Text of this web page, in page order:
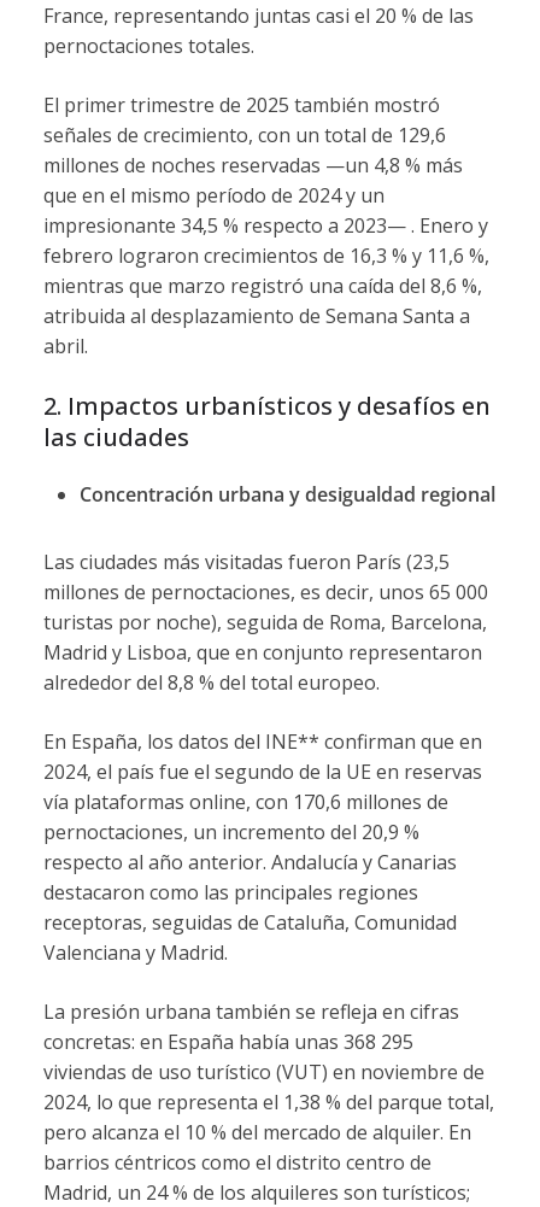
France, representando juntas casi el 20 % de las
pernoctaciones totales.
El primer trimestre de 2025 también mostró
señales de crecimiento, con un total de 129,6
millones de noches reservadas —un 4,8 % más
que en el mismo período de 2024 y un
impresionante 34,5 % respecto a 2023— . Enero y
febrero lograron crecimientos de 16,3 % y 11,6 %,
mientras que marzo registró una caída del 8,6 %,
atribuida al desplazamiento de Semana Santa a
abril.
2. Impactos urbanísticos y desafíos en
las ciudades
Concentración urbana y desigualdad regional
Las ciudades más visitadas fueron París (23,5
millones de pernoctaciones, es decir, unos 65 000
turistas por noche), seguida de Roma, Barcelona,
Madrid y Lisboa, que en conjunto representaron
alrededor del 8,8 % del total europeo.
En España, los datos del INE** confirman que en
2024, el país fue el segundo de la UE en reservas
vía plataformas online, con 170,6 millones de
pernoctaciones, un incremento del 20,9 %
respecto al año anterior. Andalucía y Canarias
destacaron como las principales regiones
receptoras, seguidas de Cataluña, Comunidad
Valenciana y Madrid.
La presión urbana también se refleja en cifras
concretas: en España había unas 368 295
viviendas de uso turístico (VUT) en noviembre de
2024, lo que representa el 1,38 % del parque total,
pero alcanza el 10 % del mercado de alquiler. En
barrios céntricos como el distrito centro de
Madrid, un 24 % de los alquileres son turísticos;